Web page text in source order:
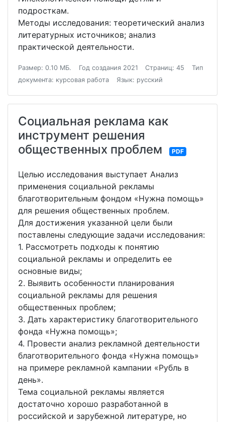
подросткам.
Методы исследования: теоретический анализ
литературных источников; анализ
практической деятельности.
Размер: 0.10 МБ. Год создания 2021 Страниц: 45
Тип
документа: курсовая работа
Язык: русский
Социальная реклама как
инструмент решения
общественных проблем
PDF
Целью исследования выступает Анализ
применения социальной рекламы
благотворительным фондом «Нужна помощь»
для решения общественных проблем.
Для достижения указанной цели были
поставлены следующие задачи исследования:
1. Рассмотреть подходы к понятию
социальной рекламы и определить ее
основные виды;
2. Выявить особенности планирования
социальной рекламы для решения
общественных проблем;
3. Дать характеристику благотворительного
фонда «Нужна помощь»;
4. Провести анализ рекламной деятельности
благотворительного фонда «Нужна помощь»
на примере рекламной кампании «Рубль в
день».
Тема социальной рекламы является
достаточно хорошо разработанной в
российской и зарубежной литературе, но